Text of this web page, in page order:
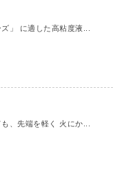
」 に適した高粘度液...
、先端を軽く 火にか...